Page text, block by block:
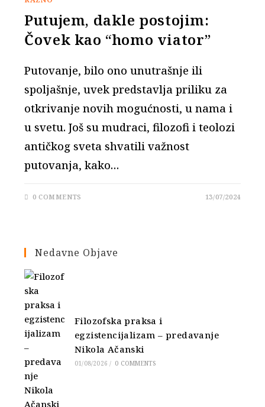
Putujem, dakle postojim:
Čovek kao “homo viator”
Putovanje, bilo ono unutrašnje ili
spoljašnje, uvek predstavlja priliku za
otkrivanje novih mogućnosti, u nama i
u svetu. Još su mudraci, filozofi i teolozi
antičkog sveta shvatili važnost
putovanja, kako…
0 COMMENTS 13/07/2024
Nedavne Objave
Filozofska praksa i
egzistencijalizam – predavanje
Nikola Ačanski
01/08/2026 / 0 COMMENTS